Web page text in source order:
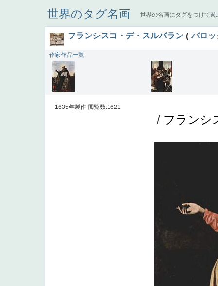
世界のタグ名画 世界の名画にタグをつけて遊
フランシスコ・デ・スルバラン (バロッ
作家作品一覧
1635年製作 閲覧数:1621
/ フランシ